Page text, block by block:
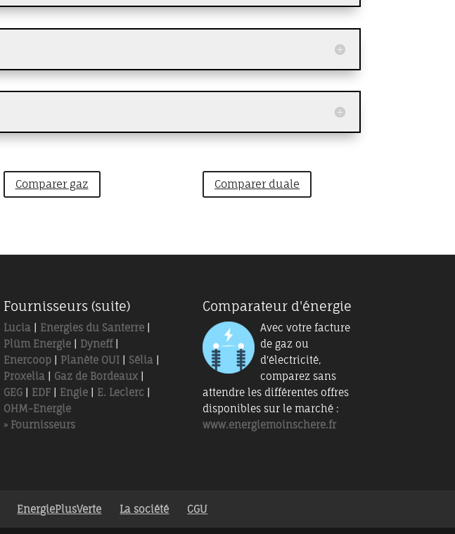
Comparer gaz Comparer duale
Fournisseurs (suite)
Lucia Energies du Santerre|
Plüm Energie| Dyneff|
Enercoop| Planète OUI| Sélia
Proxelia
Gaz de Bordeaux|
GEG| EDF| Engie| E. Leclerc|
OHM-Energie
» Fournisseurs
Comparateur d'énergie
Avec votre facture
de gaz ou
d'électricité,
comparez sans
attendre les différentes offres
disponibles sur le marché :
www.energiemoinschere.fr
EnergiePlusVerte La société CGU